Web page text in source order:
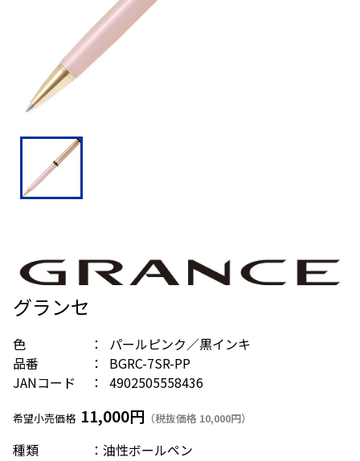
グランセ
色
パールピンク／黒インキ
品番
BGRC-7SR-PP
JANコード
4902505558436
希望小売価格 11,000円 （税抜価格 10,000円）
種類 ：油性ボールペン